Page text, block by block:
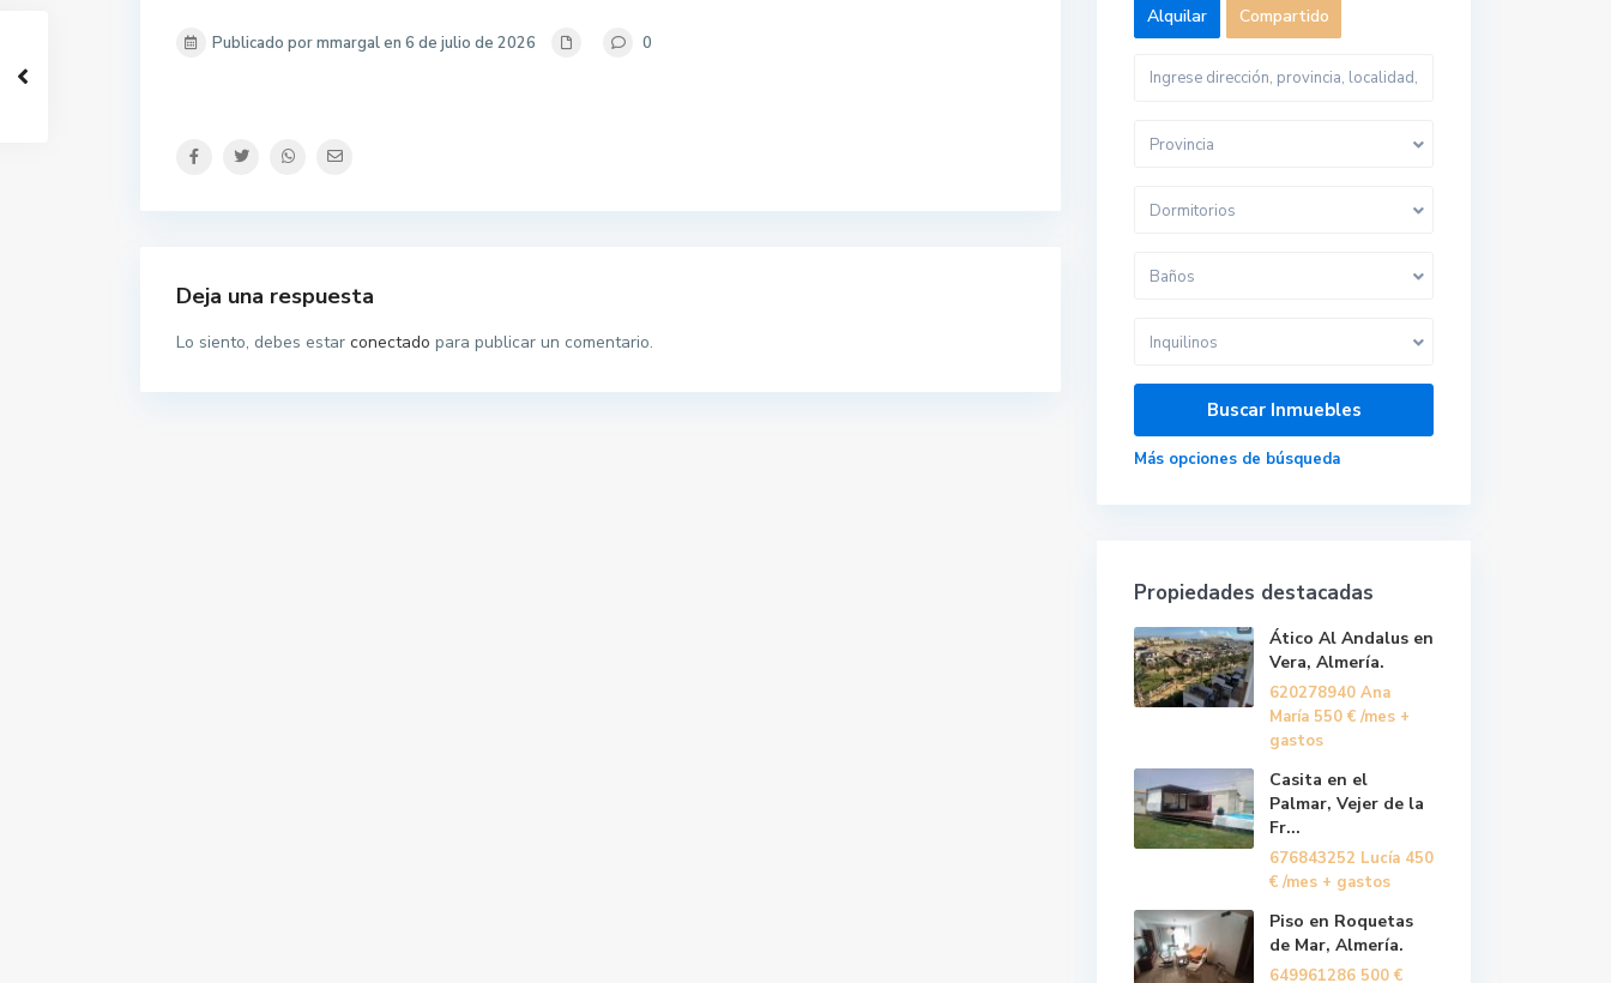
Publicado por mmargal en 6 de julio de 2026 0
Deja una respuesta
Lo siento, debes estar conectado para publicar un comentario.
Alquilar Compartido
Provincia
Dormitorios
Baños
Inquilinos
Más opciones de búsqueda
Propiedades destacadas
Ático Al Andalus en
Vera, Almería.
620278940 Ana
María 550 € /mes +
gastos
Casita en el
Palmar, Vejer de la
Fr...
676843252 Lucía 450
€ /mes + gastos
Piso en Roquetas
de Mar, Almería.
649961286 500 €